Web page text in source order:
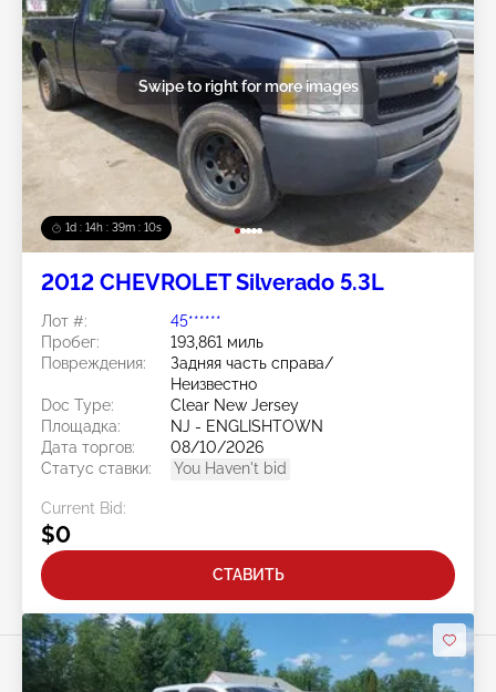
1d : 14h : 39m : 07s
Swipe to right for more images
2012 CHEVROLET Silverado 5.3L
Лот #:
45******
Пробег:
193,861 миль
Повреждения:
Задняя часть справа/
Неизвестно
Doc Type:
Clear New Jersey
Площадка:
NJ - ENGLISHTOWN
Дата торгов:
08/10/2026
Статус ставки:
You Haven't bid
Current Bid:
$0
СТАВИТЬ